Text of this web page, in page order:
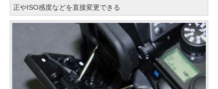
正やISO感度などを直接変更できる